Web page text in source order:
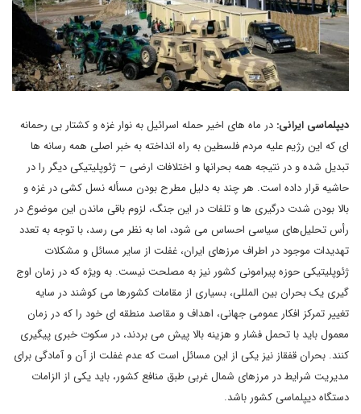
دیپلماسی ایرانی: در ماه های اخیر حمله اسرائیل به نوار غزه و کشتار بی رحمانه
ای که این رژیم علیه مردم فلسطین به راه انداخته به خبر اصلی همه رسانه ها
تبدیل شده و در نتیجه همه بحرانها و اختلافات ارضی – ژئوپلیتیکی دیگر را در
حاشیه قرار داده است. هر چند به دلیل مطرح بودن مسأله نسل کشی در غزه و
بالا بودن شدت درگیری ها و تلفات در این جنگ، لزوم باقی ماندن این موضوع در
رأس تحلیل‌های سیاسی احساس می شود، اما به نظر می رسد، با توجه به تعدد
تهدیدات موجود در اطراف مرزهای ایران، غفلت از سایر مسائل و مشکلات
ژئوپلیتیکی حوزه پیرامونی کشور نیز به مصلحت نیست. به ویژه که در زمان اوج
گیری یک بحران بین المللی، بسیاری از مقامات کشورها می کوشند در سایه
تغییر تمرکز افکار عمومی جهانی، اهداف و مقاصد منطقه ای خود را که در زمان
معمول باید با تحمل فشار و هزینه بالا پیش می بردند، در سکوت خبری پیگیری
کنند. بحران قفقاز نیز یکی از این مسائل است که عدم غفلت از آن و آمادگی برای
مدیریت شرایط در مرزهای شمال غربی طبق منافع کشور، باید یکی از الزامات
دستگاه دیپلماسی کشور باشد.